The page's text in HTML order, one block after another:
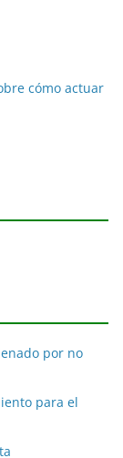
cómo actuar
por no
para el